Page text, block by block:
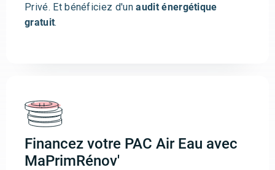
Privé. Et bénéficiez d'unaudit énergétique
gratuit.
Financez votre PAC Air Eau avec
MaPrimRénov'